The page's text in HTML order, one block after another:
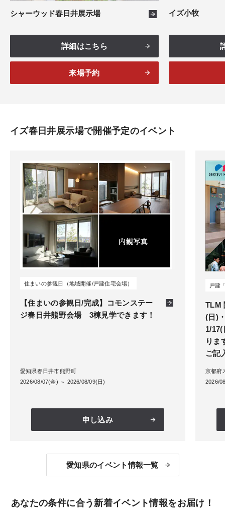
シャーウッド春日井展示場
詳細はこちら
来場予約
イズ小牧
イズ春日井展示場で開催予定のイベント
【住まいの参観日/完成】コモンステー
ジ春日井熊野会場 3棟見学できます！
住まいの参観日（地域開催/戸建住宅会場）
愛知県春日井市熊野町
2026/08/07(金) ～ 2026/08/09(日)
申し込み
TLM
(日)
1/
りま
ご記
戸建
京都府
2026/
愛知県のイベント情報一覧
あなたの条件に合う新着イベント情報をお届け！